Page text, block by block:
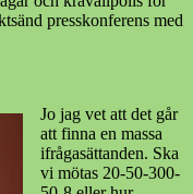
presskonferens med
Jo jag vet att det går
att finna en massa
ifrågasättanden. Ska
vi mötas 20-50-300-